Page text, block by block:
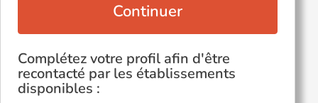
Continuer
Complétez votre profil afin d'être
recontacté par les établissements
disponibles :